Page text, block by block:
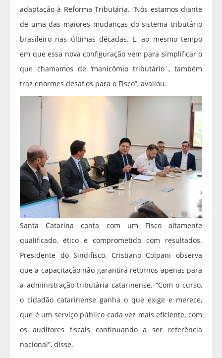
adaptação à Reforma Tributária. “Nós estamos diante
de uma das maiores mudanças do sistema tributário
brasileiro nas últimas décadas. E, ao mesmo tempo
em que essa nova configuração vem para simplificar o
que chamamos de ‘manicômio tributário´, também
traz enormes desafios para o Fisco”, avaliou.
Santa Catarina conta com um Fisco altamente
qualificado, ético e comprometido com resultados.
Presidente do Sindifisco, Cristiano Colpani observa
que a capacitação não garantirá retornos apenas para
a administração tributária catarinense. “Com o curso,
o cidadão catarinense ganha o que exige e merece,
que é um serviço público cada vez mais eficiente, com
os auditores fiscais continuando a ser referência
nacional”, disse.